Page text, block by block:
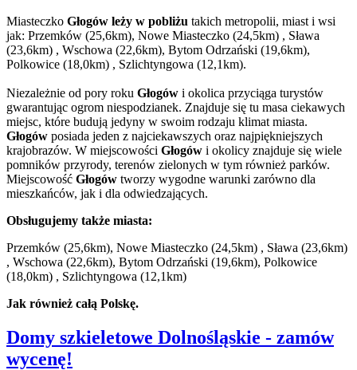
Miasteczko Głogów leży w pobliżu takich metropolii, miast i wsi
jak: Przemków (25,6km), Nowe Miasteczko (24,5km) , Sława
(23,6km) , Wschowa (22,6km), Bytom Odrzański (19,6km),
Polkowice (18,0km) , Szlichtyngowa (12,1km).
Niezależnie od pory roku Głogów i okolica przyciąga turystów
gwarantując ogrom niespodzianek. Znajduje się tu masa ciekawych
miejsc, które budują jedyny w swoim rodzaju klimat miasta.
Głogów posiada jeden z najciekawszych oraz najpiękniejszych
krajobrazów. W miejscowości Głogów i okolicy znajduje się wiele
pomników przyrody, terenów zielonych w tym również parków.
Miejscowość Głogów tworzy wygodne warunki zarówno dla
mieszkańców, jak i dla odwiedzających.
Obsługujemy także miasta:
Przemków (25,6km), Nowe Miasteczko (24,5km) , Sława (23,6km)
, Wschowa (22,6km), Bytom Odrzański (19,6km), Polkowice
(18,0km) , Szlichtyngowa (12,1km)
Jak również całą Polskę.
Domy szkieletowe Dolnośląskie - zamów
wycenę!